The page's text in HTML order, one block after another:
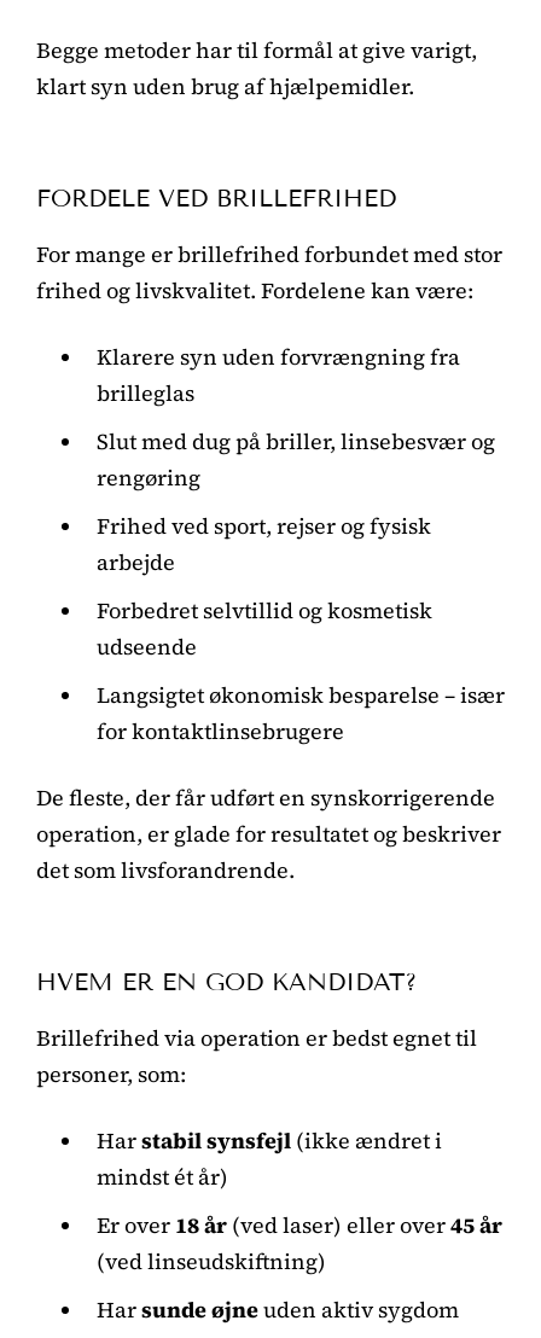
Begge metoder har til formål at give varigt,
klart syn uden brug af hjælpemidler.
FORDELE VED BRILLEFRIHED
For mange er brillefrihed forbundet med stor
frihed og livskvalitet. Fordelene kan være:
Klarere syn uden forvrængning fra
brilleglas
Slut med dug på briller, linsebesvær og
rengøring
Frihed ved sport, rejser og fysisk
arbejde
Forbedret selvtillid og kosmetisk
udseende
Langsigtet økonomisk besparelse – især
for kontaktlinsebrugere
De fleste, der får udført en synskorrigerende
operation, er glade for resultatet og beskriver
det som livsforandrende.
HVEM ER EN GOD KANDIDAT?
Brillefrihed via operation er bedst egnet til
personer, som:
Harstabil synsfejl (ikke ændret i
mindst ét år)
Er over 18 år (ved laser) eller over45 år
(ved linseudskiftning)
Harsunde øjneuden aktiv sygdom